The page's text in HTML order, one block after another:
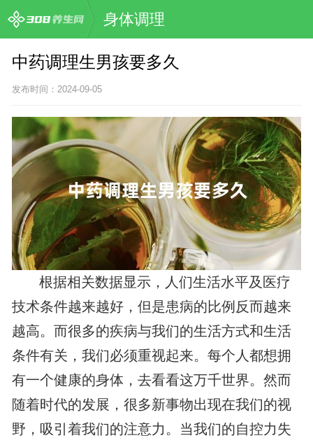
身体调理
中药调理生男孩要多久
发布时间：2024-09-05
根据相关数据显示，人们生活水平及医疗
技术条件越来越好，但是患病的比例反而越来
越高。而很多的疾病与我们的生活方式和生活
条件有关，我们必须重视起来。每个人都想拥
有一个健康的身体，去看看这万千世界。然而
随着时代的发展，很多新事物出现在我们的视
野，吸引着我们的注意力。当我们的自控力失